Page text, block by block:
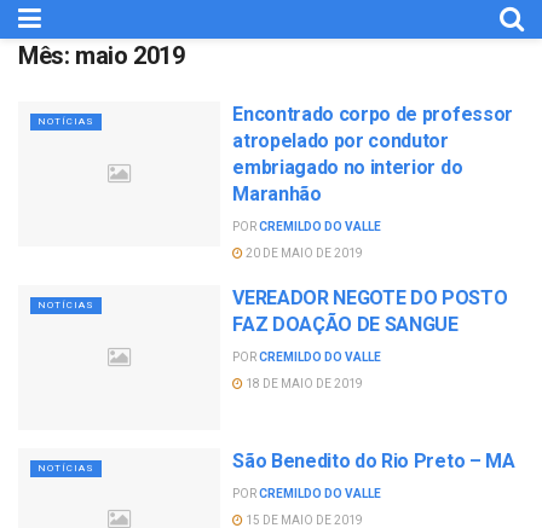
Mês: maio 2019
NOTÍCIAS
Encontrado corpo de professor
atropelado por condutor
embriagado no interior do
Maranhão
PORCREMILDO DO VALLE
20 DE MAIO DE 2019
NOTÍCIAS
VEREADOR NEGOTE DO POSTO
FAZ DOAÇÃO DE SANGUE
PORCREMILDO DO VALLE
18 DE MAIO DE 2019
NOTÍCIAS São Benedito do Rio Preto – MA
PORCREMILDO DO VALLE
15 DE MAIO DE 2019